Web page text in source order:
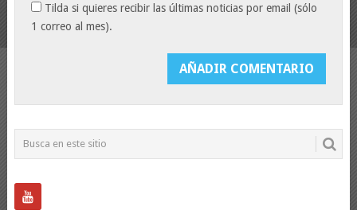
Tilda si quieres recibir las últimas noticias por email (sólo
1 correo al mes).